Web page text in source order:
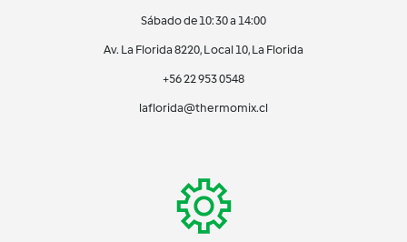
Sábado de 10:30 a 14:00
Av. La Florida 8220, Local 10, La Florida
+56 22 953 0548
laflorida@thermomix.cl